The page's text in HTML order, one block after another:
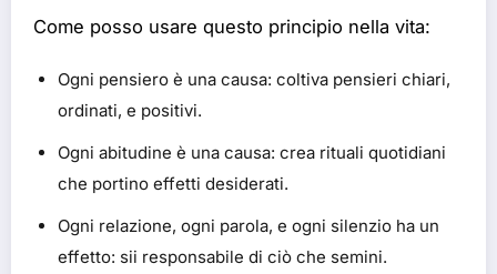
Come posso usare questo principio nella vita:
Ogni pensiero è una causa: coltiva pensieri chiari,
ordinati, e positivi.
Ogni abitudine è una causa: crea rituali quotidiani
che portino effetti desiderati.
Ogni relazione, ogni parola, e ogni silenzio ha un
effetto: sii responsabile di ciò che semini.